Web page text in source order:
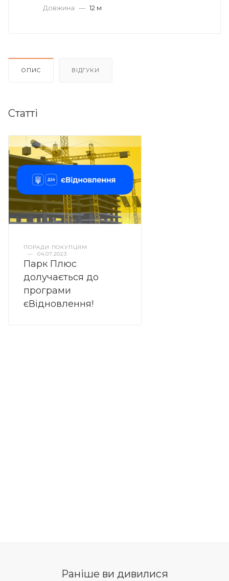
Довжина — 12 м
ОПИС ВІДГУКИ
Статті
ПОРАДИ ПОКУПЦЯМ
—
04.07.2023
Парк Плюс
долучається до
програми
єВідновлення!
Раніше ви дивилися